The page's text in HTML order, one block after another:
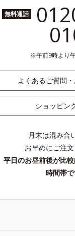
無料通話
午前9時より
よくあるご質問
ショッピン
月末は混み合
お早めにご注文
平日のお昼前後が比
時間帯で